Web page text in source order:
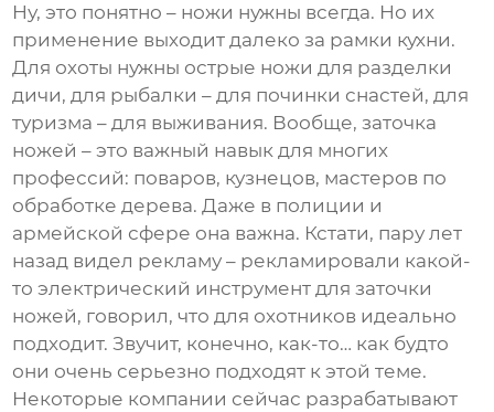
Ну, это понятно – ножи нужны всегда. Но их
применение выходит далеко за рамки кухни.
Для охоты нужны острые ножи для разделки
дичи, для рыбалки – для починки снастей, для
туризма – для выживания. Вообще, заточка
ножей – это важный навык для многих
профессий: поваров, кузнецов, мастеров по
обработке дерева. Даже в полиции и
армейской сфере она важна. Кстати, пару лет
назад видел рекламу – рекламировали какой-
то электрический инструмент для заточки
ножей, говорил, что для охотников идеально
подходит. Звучит, конечно, как-то… как будто
они очень серьезно подходят к этой теме.
Некоторые компании сейчас разрабатывают